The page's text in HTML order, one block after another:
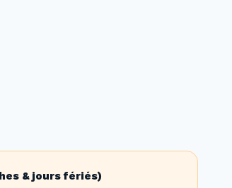
& jours fériés)